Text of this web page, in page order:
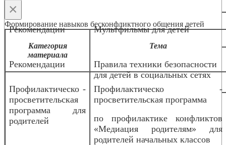
Рекомендации Мультфильмы для детей
Рекомендации
Правила техники безопасности
для детей в социальных сетях
×
Формирование навыков бесконфликтного общения детей
Категория
материала
Тема
Профилактическо -
просветительская
программа для
родителей
Профилактическо -
просветительская программа
по профилактике конфликтов
«Медиация родителям» для
родителей начальных классов